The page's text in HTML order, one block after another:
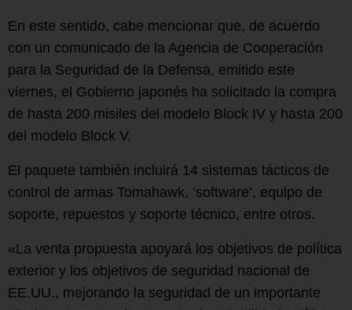
En este sentido, cabe mencionar que, de acuerdo
con un comunicado de la Agencia de Cooperación
para la Seguridad de la Defensa, emitido este
viernes, el Gobierno japonés ha solicitado la compra
de hasta 200 misiles del modelo Block IV y hasta 200
del modelo Block V.
El paquete también incluirá 14 sistemas tácticos de
control de armas Tomahawk, ‘software’, equipo de
soporte, repuestos y soporte técnico, entre otros.
«La venta propuesta apoyará los objetivos de política
exterior y los objetivos de seguridad nacional de
EE.UU., mejorando la seguridad de un importante